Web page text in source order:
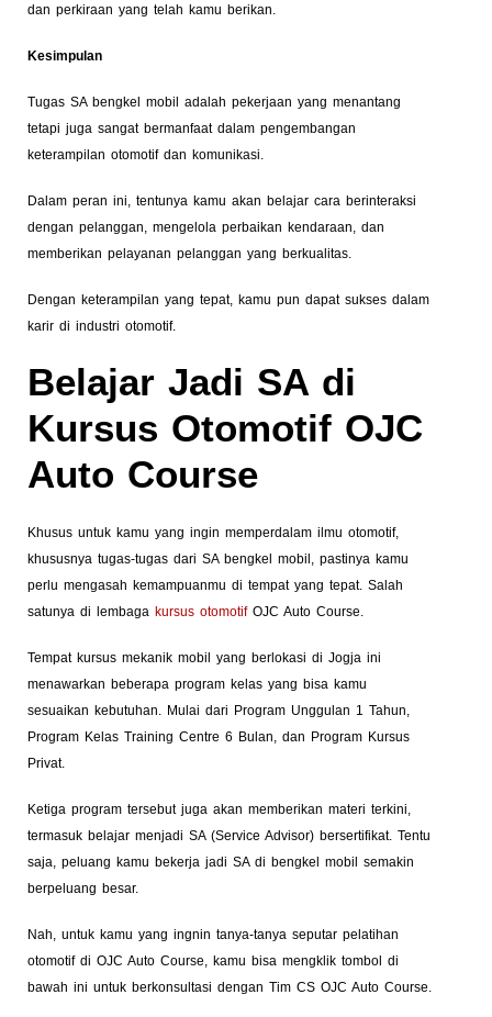
dan perkiraan yang telah kamu berikan.
Kesimpulan
Tugas SA bengkel mobil adalah pekerjaan yang menantang
tetapi juga sangat bermanfaat dalam pengembangan
keterampilan otomotif dan komunikasi.
Dalam peran ini, tentunya kamu akan belajar cara berinteraksi
dengan pelanggan, mengelola perbaikan kendaraan, dan
memberikan pelayanan pelanggan yang berkualitas.
Dengan keterampilan yang tepat, kamu pun dapat sukses dalam
karir di industri otomotif.
Belajar Jadi SA di
Kursus Otomotif OJC
Auto Course
Khusus untuk kamu yang ingin memperdalam ilmu otomotif,
khususnya tugas-tugas dari SA bengkel mobil, pastinya kamu
perlu mengasah kemampuanmu di tempat yang tepat. Salah
satunya di lembaga kursus otomotifOJC Auto Course.
Tempat kursus mekanik mobil yang berlokasi di Jogja ini
menawarkan beberapa program kelas yang bisa kamu
sesuaikan kebutuhan. Mulai dari Program Unggulan 1 Tahun,
Program Kelas Training Centre 6 Bulan, dan Program Kursus
Privat.
Ketiga program tersebut juga akan memberikan materi terkini,
termasuk belajar menjadi SA (Service Advisor) bersertifikat. Tentu
saja, peluang kamu bekerja jadi SA di bengkel mobil semakin
berpeluang besar.
Nah, untuk kamu yang ingnin tanya-tanya seputar pelatihan
otomotif di OJC Auto Course, kamu bisa mengklik tombol di
bawah ini untuk berkonsultasi dengan Tim CS OJC Auto Course.